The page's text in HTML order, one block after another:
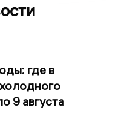
где в
9 августа